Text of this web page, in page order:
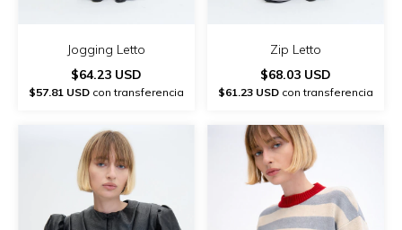
Jogging Letto
$64.23 USD
$57.81 USD con transferencia
Zip Letto
$68.03 USD
$61.23 USD con transferencia